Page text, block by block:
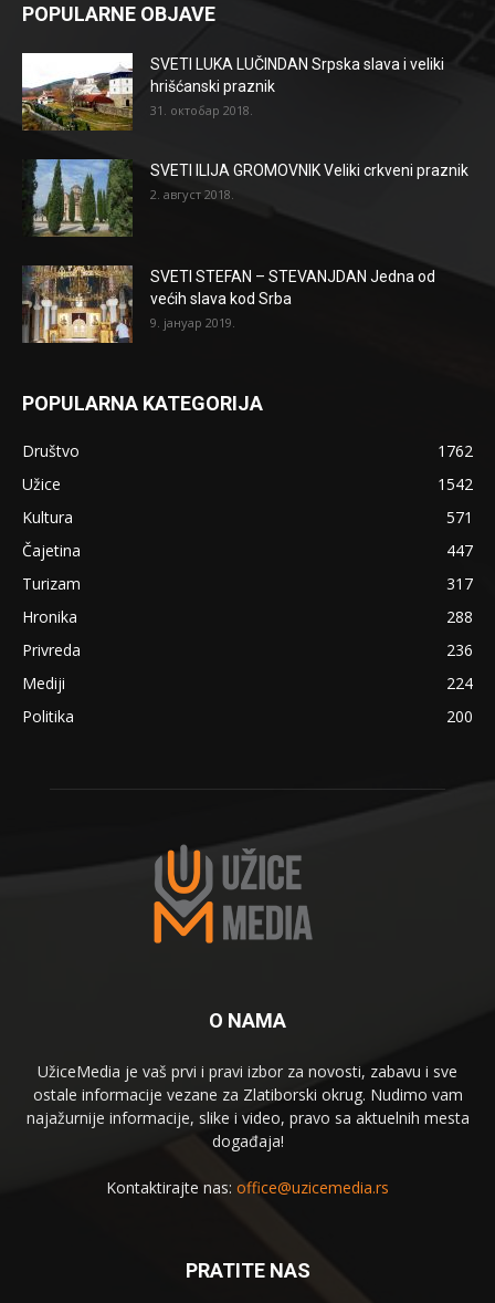
POPULARNE OBJAVE
SVETI LUKA LUČINDAN Srpska slava i veliki
hrišćanski praznik
31. октобар 2018.
SVETI ILIJA GROMOVNIK Veliki crkveni praznik
2. август 2018.
SVETI STEFAN – STEVANJDAN Jedna od
većih slava kod Srba
9. јануар 2019.
POPULARNA KATEGORIJA
Društvo
1762
Užice
1542
Kultura
571
Čajetina
447
Turizam
317
Hronika
288
Privreda
236
Mediji
224
Politika
200
O NAMA
UžiceMedia je vaš prvi i pravi izbor za novosti, zabavu i sve
ostale informacije vezane za Zlatiborski okrug. Nudimo vam
najažurnije informacije, slike i video, pravo sa aktuelnih mesta
događaja!
Kontaktirajte nas: office@uzicemedia.rs
PRATITE NAS